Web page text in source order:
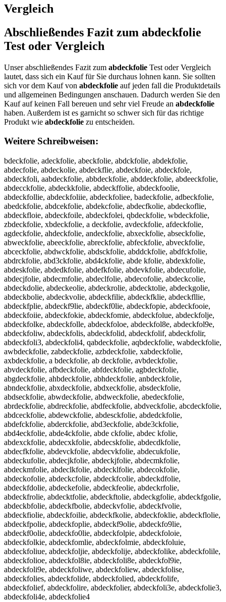
Vergleich
Abschließendes Fazit zum abdeckfolie
Test oder Vergleich
Unser abschließendes Fazit zum abdeckfolie Test oder Vergleich
lautet, dass sich ein Kauf für Sie durchaus lohnen kann. Sie sollten
sich vor dem Kauf von abdeckfolie auf jeden fall die Produktdetails
und allgemeinen Bedingungen anschauen. Dadurch werden Sie den
Kauf auf keinen Fall bereuen und sehr viel Freude an abdeckfolie
haben. Außerdem ist es garnicht so schwer sich für das richtige
Produkt wie abdeckfolie zu entscheiden.
Weitere Schreibweisen:
bdeckfolie, adeckfolie, abeckfolie, abdckfolie, abdekfolie,
abdecfolie, abdeckolie, abdeckflie, abdeckfoie, abdeckfole,
abdeckfoli, aabdeckfolie, abbdeckfolie, abddeckfolie, abdeeckfolie,
abdecckfolie, abdeckkfolie, abdeckffolie, abdeckfoolie,
abdeckfollie, abdeckfoliie, abdeckfoliee, badeckfolie, adbeckfolie,
abedckfolie, abdcekfolie, abdekcfolie, abdecfkolie, abdeckoflie,
abdeckfloie, abdeckfoile, abdeckfolei, qbdeckfolie, wbdeckfolie,
zbdeckfolie, xbdeckfolie, a deckfolie, avdeckfolie, afdeckfolie,
agdeckfolie, ahdeckfolie, andeckfolie, abxeckfolie, abseckfolie,
abweckfolie, abeeckfolie, abreckfolie, abfeckfolie, abveckfolie,
abceckfolie, abdwckfolie, abdsckfolie, abddckfolie, abdfckfolie,
abdrckfolie, abd3ckfolie, abd4ckfolie, abde kfolie, abdexkfolie,
abdeskfolie, abdedkfolie, abdefkfolie, abdevkfolie, abdecufolie,
abdecjfolie, abdecmfolie, abdeclfolie, abdecofolie, abdeckcolie,
abdeckdolie, abdeckeolie, abdeckrolie, abdecktolie, abdeckgolie,
abdeckbolie, abdeckvolie, abdeckfilie, abdeckfklie, abdeckfllie,
abdeckfplie, abdeckf9lie, abdeckf0lie, abdeckfopie, abdeckfooie,
abdeckfoiie, abdeckfokie, abdeckfomie, abdeckfolue, abdeckfolje,
abdeckfolke, abdeckfolle, abdeckfoloe, abdeckfol8e, abdeckfol9e,
abdeckfoliw, abdeckfolis, abdeckfolid, abdeckfolif, abdeckfolir,
abdeckfoli3, abdeckfoli4, qabdeckfolie, aqbdeckfolie, wabdeckfolie,
awbdeckfolie, zabdeckfolie, azbdeckfolie, xabdeckfolie,
axbdeckfolie, a bdeckfolie, ab deckfolie, avbdeckfolie,
abvdeckfolie, afbdeckfolie, abfdeckfolie, agbdeckfolie,
abgdeckfolie, ahbdeckfolie, abhdeckfolie, anbdeckfolie,
abndeckfolie, abxdeckfolie, abdxeckfolie, absdeckfolie,
abdseckfolie, abwdeckfolie, abdweckfolie, abedeckfolie,
abrdeckfolie, abdreckfolie, abdfeckfolie, abdveckfolie, abcdeckfolie,
abdceckfolie, abdewckfolie, abdesckfolie, abdedckfolie,
abdefckfolie, abderckfolie, abd3eckfolie, abde3ckfolie,
abd4eckfolie, abde4ckfolie, abde ckfolie, abdec kfolie,
abdexckfolie, abdecxkfolie, abdecskfolie, abdecdkfolie,
abdecfkfolie, abdevckfolie, abdecvkfolie, abdecukfolie,
abdeckufolie, abdecjkfolie, abdeckjfolie, abdecmkfolie,
abdeckmfolie, abdeclkfolie, abdecklfolie, abdecokfolie,
abdeckofolie, abdeckcfolie, abdeckfcolie, abdeckdfolie,
abdeckfdolie, abdeckefolie, abdeckfeolie, abdeckrfolie,
abdeckfrolie, abdecktfolie, abdeckftolie, abdeckgfolie, abdeckfgolie,
abdeckbfolie, abdeckfbolie, abdeckvfolie, abdeckfvolie,
abdeckfiolie, abdeckfoilie, abdeckfkolie, abdeckfoklie, abdeckflolie,
abdeckfpolie, abdeckfoplie, abdeckf9olie, abdeckfo9lie,
abdeckf0olie, abdeckfo0lie, abdeckfolpie, abdeckfoloie,
abdeckfolkie, abdeckfomlie, abdeckfolmie, abdeckfoluie,
abdeckfoliue, abdeckfoljie, abdeckfolije, abdeckfolike, abdeckfolile,
abdeckfolioe, abdeckfol8ie, abdeckfoli8e, abdeckfol9ie,
abdeckfoli9e, abdeckfoliwe, abdeckfoliew, abdeckfolise,
abdeckfolies, abdeckfolide, abdeckfolied, abdeckfolife,
abdeckfolief, abdeckfolire, abdeckfolier, abdeckfoli3e, abdeckfolie3,
abdeckfoli4e, abdeckfolie4